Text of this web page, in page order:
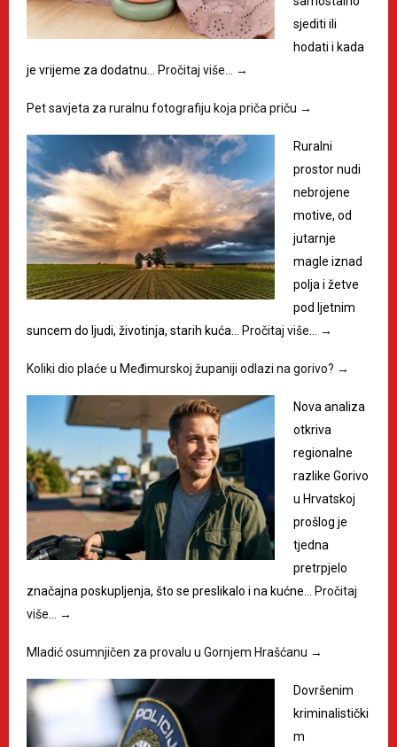
sjediti ili
hodati i kada
je vrijeme za dodatnu…
Pročitaj više… →
Pet savjeta za ruralnu fotografiju koja priča priču →
Ruralni
prostor nudi
nebrojene
motive, od
jutarnje
magle iznad
polja i žetve
pod ljetnim
suncem do ljudi, životinja, starih kuća…
Pročitaj više… →
Koliki dio plaće u Međimurskoj županiji odlazi na gorivo? →
Nova analiza
otkriva
regionalne
razlike Gorivo
u Hrvatskoj
prošlog je
tjedna
pretrpjelo
značajna poskupljenja, što se preslikalo i na kućne…
Pročitaj
više…
→
Mladić osumnjičen za provalu u Gornjem Hrašćanu →
Dovršenim
kriminalistički
m